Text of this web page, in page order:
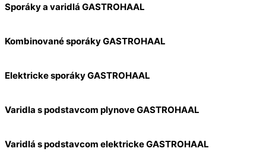
Sporáky a varidlá GASTROHAAL
Kombinované sporáky GASTROHAAL
Elektricke sporáky GASTROHAAL
Varidla s podstavcom plynove GASTROHAAL
Varidlá s podstavcom elektricke GASTROHAAL